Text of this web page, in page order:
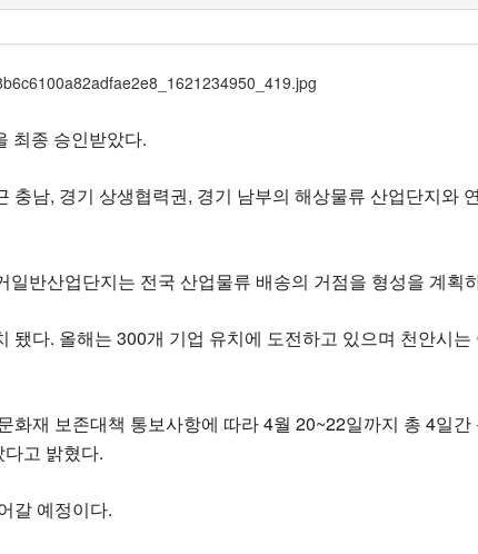
최종 승인받았다.
남, 경기 상생협력권, 경기 남부의 해상물류 산업단지와
반산업단지는 전국 산업물류 배송의 거점을 형성을 계획
다. 올해는 300개 기업 유치에 도전하고 있으며 천안시
화재 보존대책 통보사항에 따라 4월 20~22일까지 총 4일
고 밝혔다.
갈 예정이다.